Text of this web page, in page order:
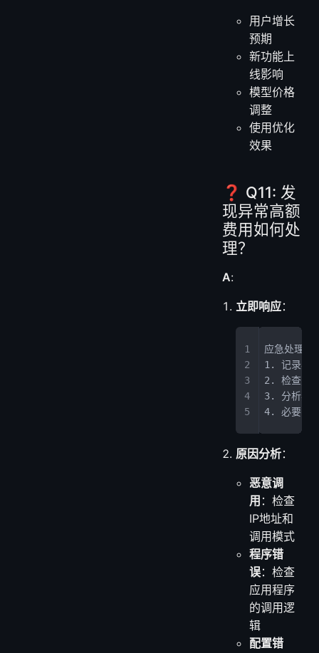
用户增长
预期
新功能上
线影响
模型价格
调整
使用优化
效果
❓ Q11: 发
现异常高额
费用如何处
理？
A:
立即响应：
应急处理步
1. 记录异
2. 检查对
3. 分析异
4. 必要时
原因分析：
恶意调
用 ：检查
IP地址和
调用模式
程序错
误：检查
应用程序
的调用逻
辑
配置错